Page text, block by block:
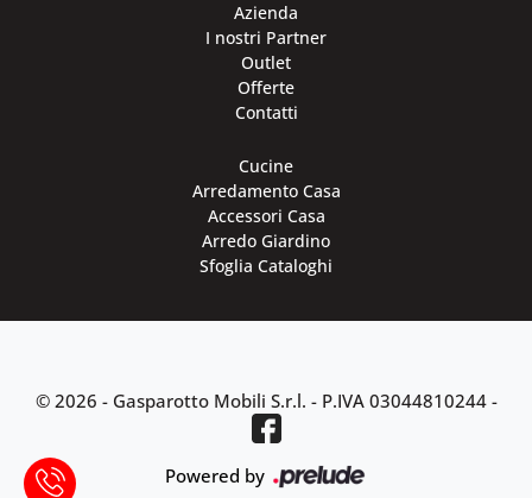
Azienda
I nostri Partner
Outlet
Offerte
Contatti
Cucine
Arredamento Casa
Accessori Casa
Arredo Giardino
Sfoglia Cataloghi
© 2026 - Gasparotto Mobili S.r.l. - P.IVA 03044810244-
Powered by